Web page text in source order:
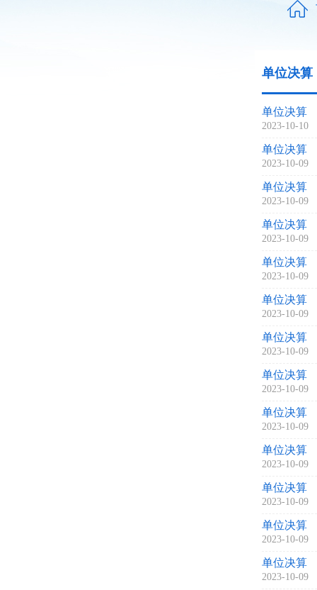
单位决算
单位决算
2023-10-10
单位决算
2023-10-09
单位决算
2023-10-09
单位决算
2023-10-09
单位决算
2023-10-09
单位决算
2023-10-09
单位决算
2023-10-09
单位决算
2023-10-09
单位决算
2023-10-09
单位决算
2023-10-09
单位决算
2023-10-09
单位决算
2023-10-09
单位决算
2023-10-09